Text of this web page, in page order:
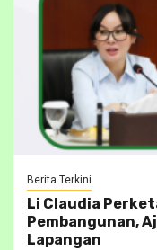
Berita Terkini
Li Claudia
Pembangunan,
Lapangan